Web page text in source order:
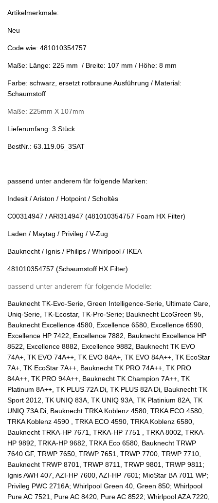
Artikelmerkmale:
Neu
Code wie: 481010354757
Maße: Länge: 225 mm / Breite: 107 mm / Höhe: 8 mm
Farbe: schwarz, ersetzt rotbraune Ausführung / Material:
Schaumstoff
Maße: 225mm X 107mm
Lieferumfang: 3 Stück
BestNr.: 63.119.06_3SAT
passend unter anderem für folgende Marken:
Indesit / Ariston / Hotpoint / Scholtès
C00314947 / ARI314947 (481010354757 Foam HX Filter)
Laden / Maytag / Privileg / V-Zug
Bauknecht / Ignis / Philips / Whirlpool / IKEA
481010354757 (Schaumstoff HX Filter)
passend unter anderem für folgende Modelle:
Bauknecht TK-Evo-Serie, Green Intelligence-Serie, Ultimate Care,
Uniq-Serie, TK-Ecostar, TK-Pro-Serie; Bauknecht EcoGreen 95,
Bauknecht Excellence 4580, Excellence 6580, Excellence 6590,
Excellence HP 7422, Excellence 7882, Bauknecht Excellence HP
8522, Excellence 8882, Excellence 9882, Bauknecht TK EVO
74A+, TK EVO 74A++, TK EVO 84A+, TK EVO 84A++, TK EcoStar
7A+, TK EcoStar 7A++, Bauknecht TK PRO 74A++, TK PRO
84A++, TK PRO 94A++, Bauknecht TK Champion 7A++, TK
Platinum 8A++, TK PLUS 72A Di, TK PLUS 82A Di, Bauknecht TK
Sport 2012, TK UNIQ 83A, TK UNIQ 93A, TK Platinium 82A, TK
UNIQ 73A Di, Bauknecht TRKA Koblenz 4580, TRKA ECO 4580,
TRKA Koblenz 4590 , TRKA ECO 4590, TRKA Koblenz 6580,
Bauknecht TRKA-HP 7671, TRKA-HP 7751 , TRKA 8002, TRKA-
HP 9892, TRKA-HP 9682, TRKA Eco 6580, Bauknecht TRWP
7640 GF, TRWP 7650, TRWP 7651, TRWP 7700, TRWP 7710,
Bauknecht TRWP 8701, TRWP 8711, TRWP 9801, TRWP 9811;
Ignis AWH 407, AZI-HP 7600, AZI-HP 7601; MioStar BA 7011 WP;
Privileg PWC 2716A; Whirlpool Green 40, Green 850; Whirlpool
Pure AC 7521, Pure AC 8420, Pure AC 8522; Whirlpool AZA 7220,